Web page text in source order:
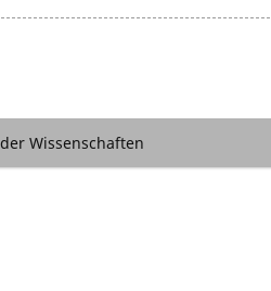
Wissenschaften